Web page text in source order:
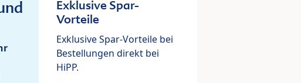
Exklusive Spar-
Vorteile
Exklusive Spar-Vorteile bei
Bestellungen direkt bei
HiPP.